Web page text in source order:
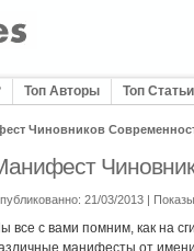
Топ Авторы Топ Статьи
Чиновников
21/03/2013 |
все с вами помним, как на
манифесты от имени